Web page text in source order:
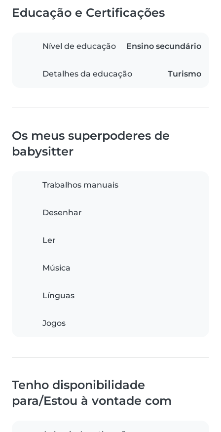
Educação e Certificações
Nível de educação Ensino secundário
Detalhes da educação Turismo
Os meus superpoderes de
babysitter
Trabalhos manuais
Desenhar
Ler
Música
Línguas
Jogos
Tenho disponibilidade
para/Estou à vontade com